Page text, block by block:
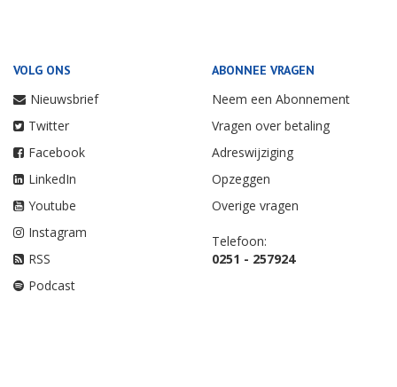
VOLG ONS
Nieuwsbrief
Twitter
Facebook
LinkedIn
Youtube
Instagram
RSS
Podcast
ABONNEE VRAGEN
Neem een Abonnement
Vragen over betaling
Adreswijziging
Opzeggen
Overige vragen
Telefoon:
0251 - 257924